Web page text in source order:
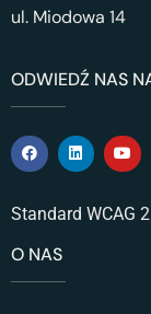
ul. Miodowa 14
ODWIEDŹ NAS
Standard WCAG
O NAS